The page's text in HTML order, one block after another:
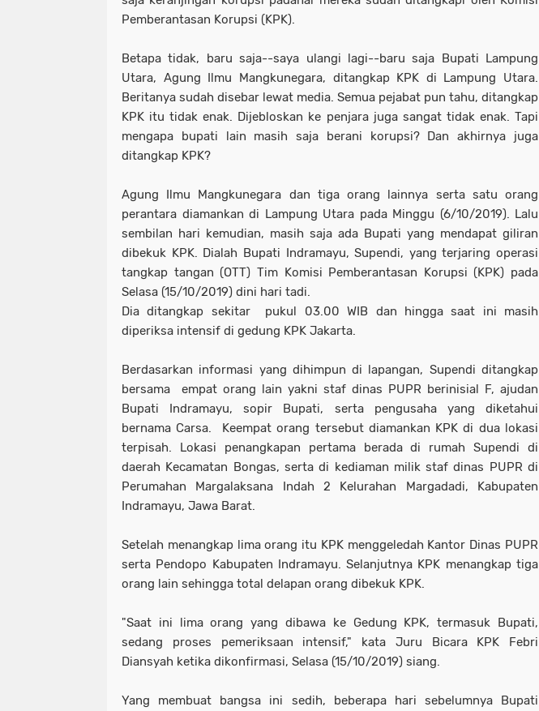
Pemberantasan Korupsi (KPK).
Betapa tidak, baru saja--saya ulangi lagi--baru saja Bupati Lampung
Utara, Agung Ilmu Mangkunegara, ditangkap KPK di Lampung Utara.
Beritanya sudah disebar lewat media. Semua pejabat pun tahu, ditangkap
KPK itu tidak enak. Dijebloskan ke penjara juga sangat tidak enak. Tapi
mengapa bupati lain masih saja berani korupsi? Dan akhirnya juga
ditangkap KPK?
Agung Ilmu Mangkunegara dan tiga orang lainnya serta satu orang
perantara diamankan di Lampung Utara pada Minggu (6/10/2019). Lalu
sembilan hari kemudian, masih saja ada Bupati yang mendapat giliran
dibekuk KPK. Dialah Bupati Indramayu, Supendi, yang terjaring operasi
tangkap tangan (OTT) Tim Komisi Pemberantasan Korupsi (KPK) pada
Selasa (15/10/2019) dini hari tadi.
Dia ditangkap sekitar pukul 03.00 WIB dan hingga saat ini masih
diperiksa intensif di gedung KPK Jakarta.
Berdasarkan informasi yang dihimpun di lapangan, Supendi ditangkap
bersama empat orang lain yakni staf dinas PUPR berinisial F, ajudan
Bupati Indramayu, sopir Bupati, serta pengusaha yang diketahui
bernama Carsa. Keempat orang tersebut diamankan KPK di dua lokasi
terpisah. Lokasi penangkapan pertama berada di rumah Supendi di
daerah Kecamatan Bongas, serta di kediaman milik staf dinas PUPR di
Perumahan Margalaksana Indah 2 Kelurahan Margadadi, Kabupaten
Indramayu, Jawa Barat.
Setelah menangkap lima orang itu KPK menggeledah Kantor Dinas PUPR
serta Pendopo Kabupaten Indramayu. Selanjutnya KPK menangkap tiga
orang lain sehingga total delapan orang dibekuk KPK.
"Saat ini lima orang yang dibawa ke Gedung KPK, termasuk Bupati,
sedang proses pemeriksaan intensif," kata Juru Bicara KPK Febri
Diansyah ketika dikonfirmasi, Selasa (15/10/2019) siang.
Yang membuat bangsa ini sedih, beberapa hari sebelumnya Bupati